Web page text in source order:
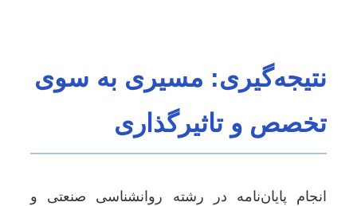
نتیجه‌گیری: مسیری به سوی
تخصص و تاثیرگذاری
انجام پایان‌نامه در رشته روانشناسی صنعتی و